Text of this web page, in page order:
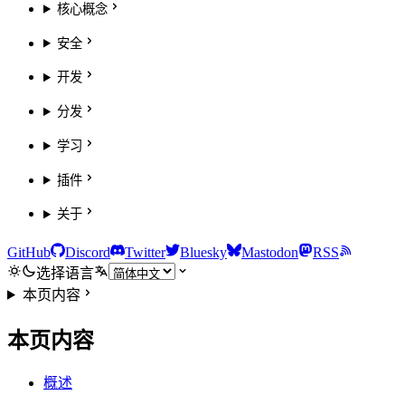
核心概念
安全
开发
分发
学习
插件
关于
GitHub Discord Twitter Bluesky Mastodon
RSS
选择语言
本页内容
本页内容
概述